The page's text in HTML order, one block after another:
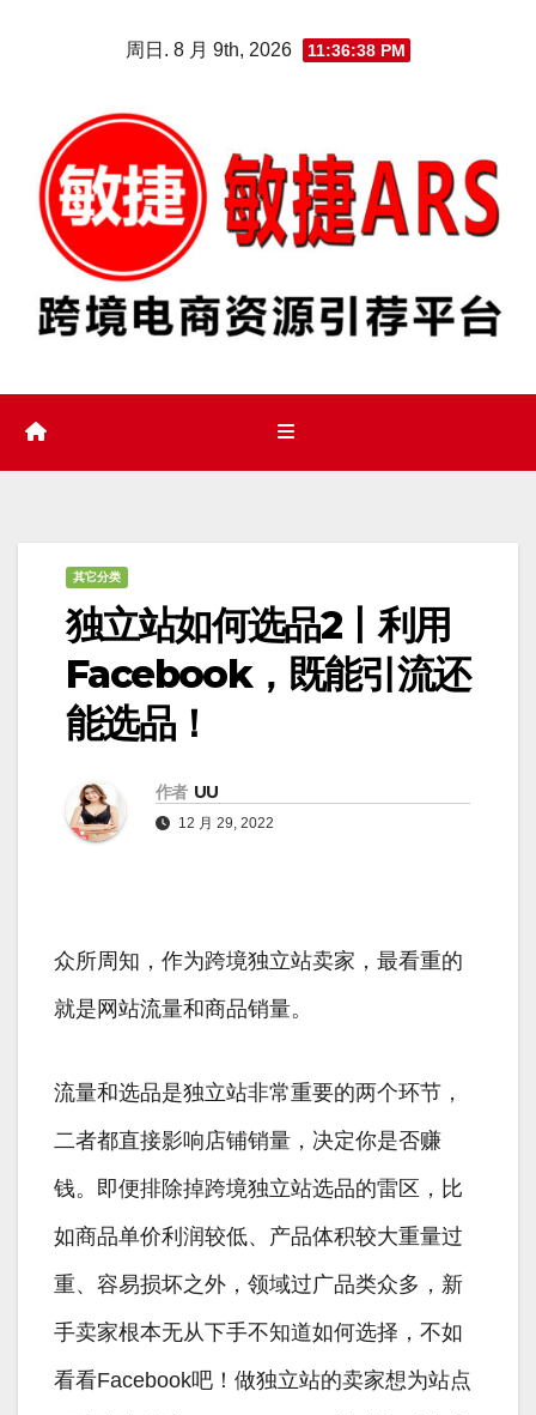
周日. 8 月 9th, 2026 11:36:39 PM
其它分类
独立站如何选品2丨利用
Facebook，既能引流还
能选品！
作者 UU
12 月 29, 2022
众所周知，作为跨境独立站卖家，最看重的
就是网站流量和商品销量。
流量和选品是独立站非常重要的两个环节，
二者都直接影响店铺销量，决定你是否赚
钱。即便排除掉跨境独立站选品的雷区，比
如商品单价利润较低、产品体积较大重量过
重、容易损坏之外，领域过广品类众多，新
手卖家根本无从下手不知道如何选择，不如
看看Facebook吧！做独立站的卖家想为站点